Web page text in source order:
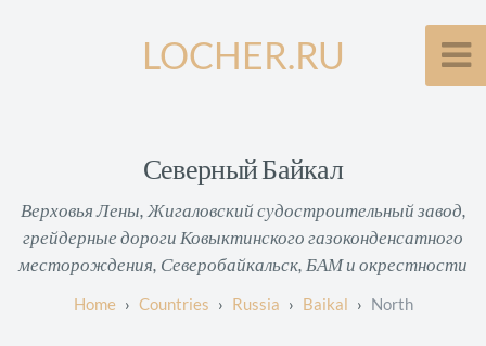
LOCHER.RU
Северный Байкал
Верховья Лены, Жигаловский судостроительный завод,
грейдерные дороги Ковыктинского газоконденсатного
месторождения, Северобайкальск, БАМ и окрестности
Countries Russia Baikal North